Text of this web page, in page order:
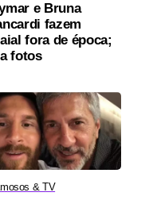
e Bruna
fazem
fora de época;
fotos
& TV